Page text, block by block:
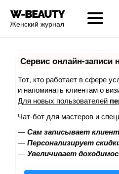
Женский журнал
Сервис онлайн-записи
Тот, кто работает в сфере
и напоминать клиентам о
Для новых пользователей
Чат-бот для мастеров и
—Сам записывает
—Персонализирует
—Увеличивает